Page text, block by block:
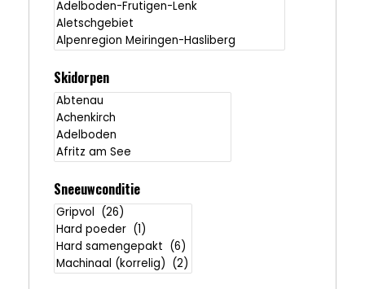
Skidorpen
Sneeuwconditie